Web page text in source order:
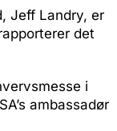
Jeff Landry, er
det
i
ambassadør